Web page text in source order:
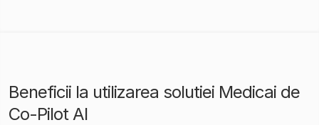
Beneficii la utilizarea solutiei Medicai de
Co-Pilot AI